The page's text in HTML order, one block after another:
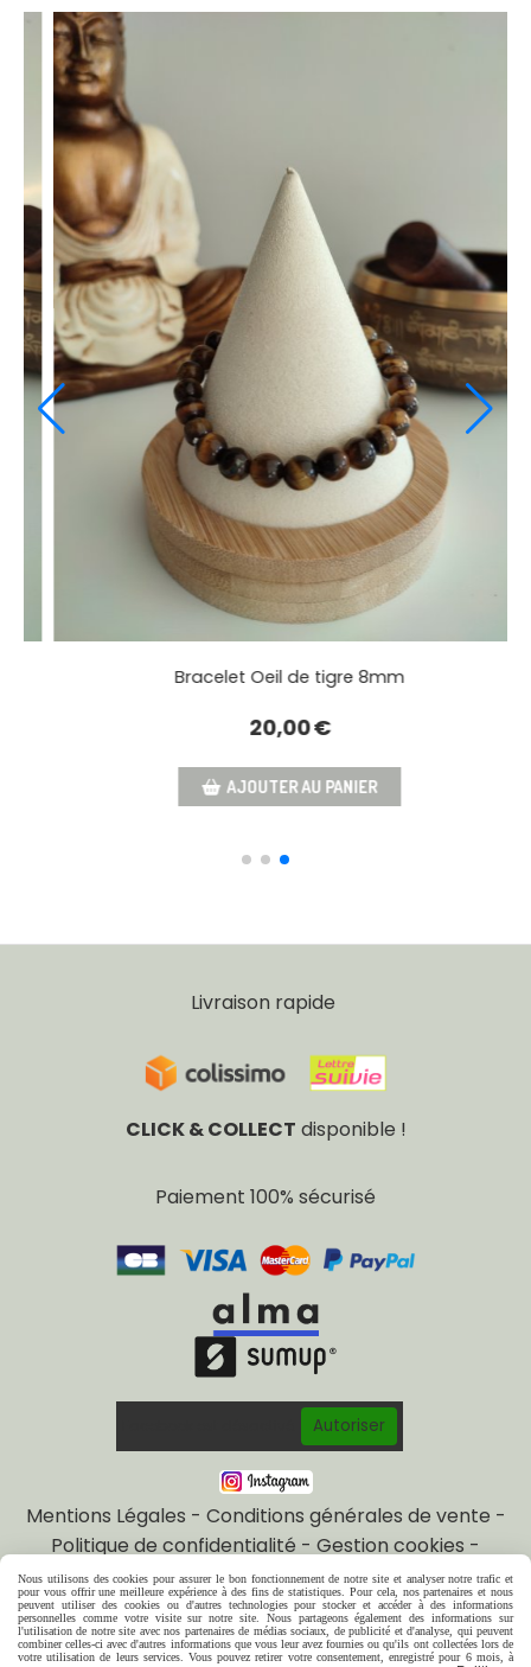
Collier Louise œil de tigre
12,00€
AJOUTER AU PANIER
Livraison rapide
CLICK & COLLECT disponible !
Paiement 100% sécurisé
Autoriser
Mentions Légales
Conditions générales de vente
Politique de confidentialité
Gestion cookies
Mon Compte
Créer un site internet
Bracelets bijoux
Nous utilisons des cookies pour assurer le bon fonctionnement de notre site et analyser notre trafic et
pour vous offrir une meilleure expérience à des fins de statistiques. Pour cela, nos partenaires et nous
peuvent utiliser des cookies ou d'autres technologies pour stocker et accéder à des informations
personnelles comme votre visite sur notre site. Nous partageons également des informations sur
l'utilisation de notre site avec nos partenaires de médias sociaux, de publicité et d'analyse, qui peuvent
combiner celles-ci avec d'autres informations que vous leur avez fournies ou qu'ils ont collectées lors de
votre utilisation de leurs services. Vous pouvez retirer votre consentement, enregistré pour 6 mois, à